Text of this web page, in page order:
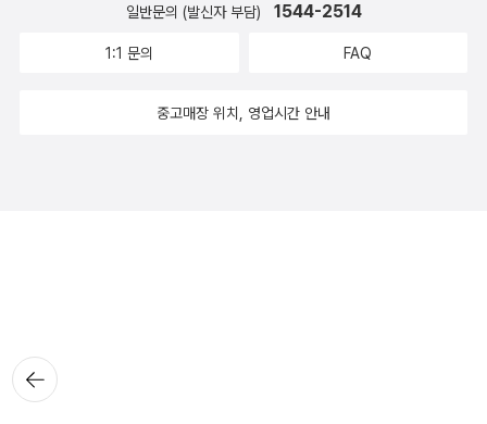
뒤로가
기
일반문의 (발신자 부담) 1544-2514
1:1 문의 FAQ
중고매장 위치, 영업시간 안내